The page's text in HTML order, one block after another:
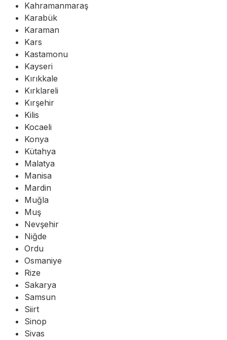
Kahramanmaraş
Karabük
Karaman
Kars
Kastamonu
Kayseri
Kırıkkale
Kırklareli
Kırşehir
Kilis
Kocaeli
Konya
Kütahya
Malatya
Manisa
Mardin
Muğla
Muş
Nevşehir
Niğde
Ordu
Osmaniye
Rize
Sakarya
Samsun
Siirt
Sinop
Sivas